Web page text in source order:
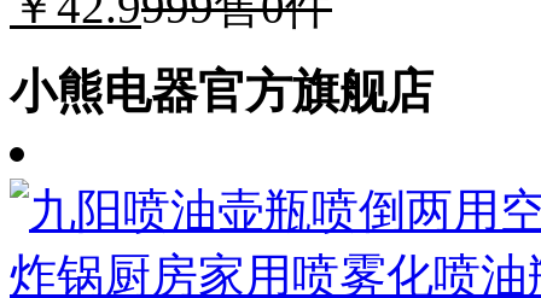
小熊电器官方旗舰店